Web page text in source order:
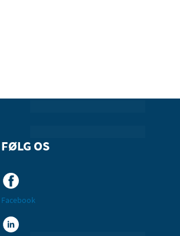
FØLG OS
Facebook